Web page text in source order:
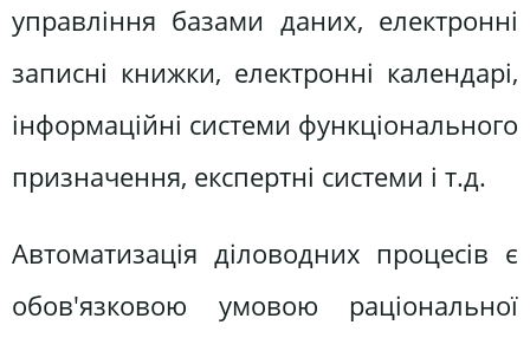
управління базами даних, електронні
записні книжки, електронні календарі,
інформаційні системи функціонального
призначення, експертні системи і т.д.
Автоматизація діловодних процесів є
обов'язковою умовою раціональної